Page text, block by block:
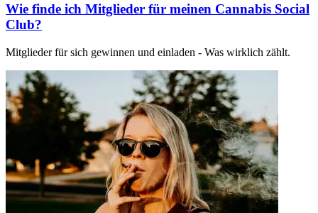
Wie finde ich Mitglieder für meinen Cannabis Social
Club?
Mitglieder für sich gewinnen und einladen - Was wirklich zählt.